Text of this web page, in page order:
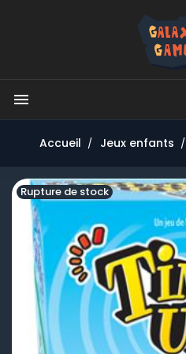

Accueil Jeux enfants
Rupture de stock